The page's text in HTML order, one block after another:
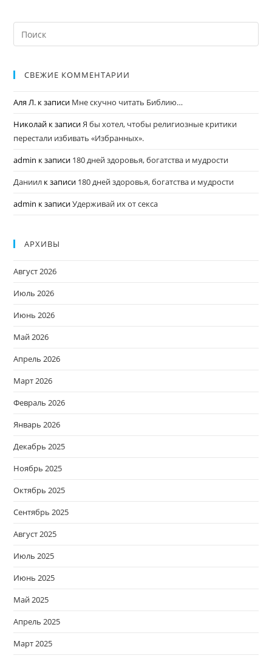
СВЕЖИЕ КОММЕНТАРИИ
Аля Л. к записи Мне скучно читать Библию…
Николай к записиЯ бы хотел, чтобы религиозные критики
перестали избивать «Избранных».
admin к записи 180 дней здоровья, богатства и мудрости
Даниил к записи 180 дней здоровья, богатства и мудрости
admin к записиУдерживай их от секса
АРХИВЫ
Август 2026
Июль 2026
Июнь 2026
Май 2026
Апрель 2026
Март 2026
Февраль 2026
Январь 2026
Декабрь 2025
Ноябрь 2025
Октябрь 2025
Сентябрь 2025
Август 2025
Июль 2025
Июнь 2025
Май 2025
Апрель 2025
Март 2025